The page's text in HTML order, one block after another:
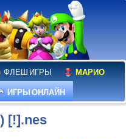
ФЛЕШ ИГРЫ МАРИО
ИГРЫ ОНЛАЙН
[!].nes